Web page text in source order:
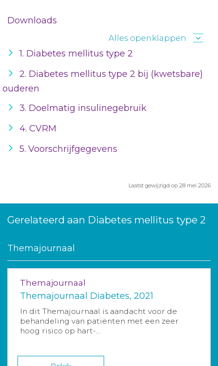
Downloads
Alles openklappen
1. Diabetes mellitus type 2
2. Diabetes mellitus type 2 bij (kwetsbare)
ouderen
3. Doelmatig insulinegebruik
4. CVRM
5. Voorschrijfgegevens
Laatst gewijzigd op 28 mei 2026
Gerelateerd aan Diabetes mellitus type 2
Themajournaal
Themajournaal
Themajournaal Diabetes, 2021
In dit Themajournaal is aandacht voor de
behandeling van patiënten met een zeer
hoog risico op hart-...